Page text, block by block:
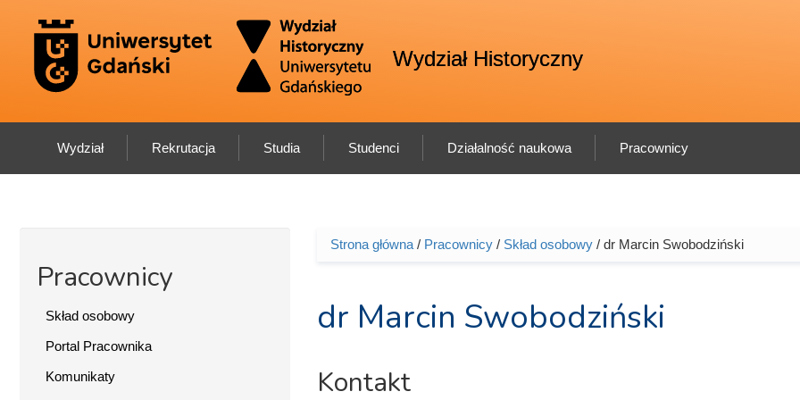
Wydział Historyczny
Wydział Rekrutacja Studia Studenci Działalność naukowa Pracownicy
Pracownicy
Skład osobowy
Portal Pracownika
Komunikaty
Jesteś tutaj
Strona główna/ Pracownicy/ Skład osobowy/ dr Marcin Swobodziński
dr Marcin Swobodziński
Kontakt